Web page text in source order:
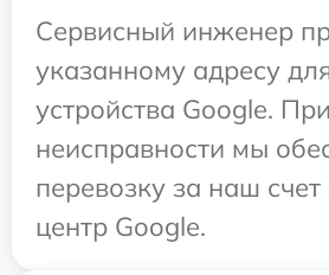
Сервисный инженер
указанному адресу
устройства Google.
неисправности мы
перевозку за наш
центр Google.